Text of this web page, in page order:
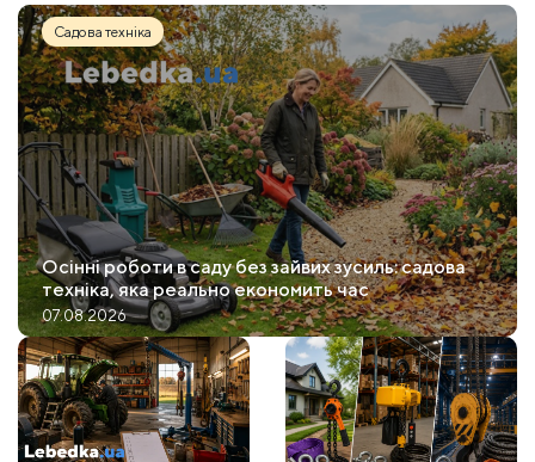
Садова техніка
Осінні роботи в саду без зайвих зусиль: садова
техніка, яка реально економить час
07.08.2026